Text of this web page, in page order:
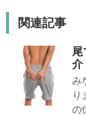
関連記事
尾
介
み
り
の